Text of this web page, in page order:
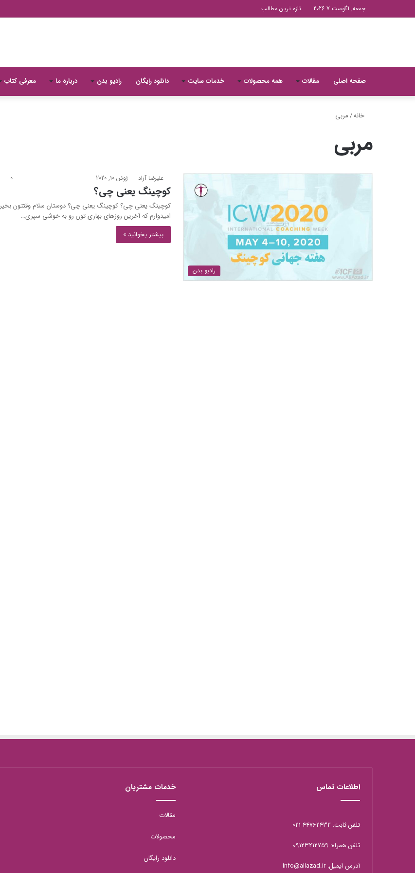
جمعه, آگوست 7 2026 تازه ترین مطالب
صفحه اصلی مقالات همه محصولات خدمات سایت دانلود رایگان رادیو بدن درباره ما معرفی کتاب
خانه/مربی
مربی
رادیو بدن
علیرضا آزاد ژوئن 10, 2020 0
کوچینگ یعنی چی؟
کوچینگ یعنی چی؟ کوچینگ یعنی چی؟ دوستان سلام وقتتون بخیر
امیدوارم که آخرین روزهای بهاری تون رو به خوشی سپری…
بیشتر بخوانید »
اطلاعات تماس
تلفن ثابت: 44762432-021
تلفن همراه: 09123212759
آدرس ایمیل: info@aliazad.ir
خدمات مشتریان
مقالات
محصولات
دانلود رایگان